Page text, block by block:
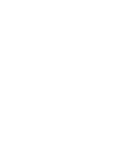
سلمان جلیلی